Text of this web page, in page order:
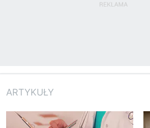
ARTYKUŁY